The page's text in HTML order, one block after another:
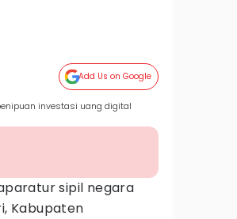
Add Us on Google
investasi uang digital
sipil negara
Kabupaten